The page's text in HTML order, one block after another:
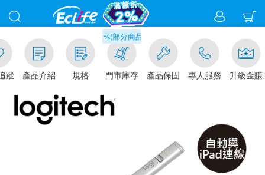
蹤 產品介紹 規格
滿千元門市取貨現折1%(部分商品不適用)-請點我看
門市庫存 產品保固 專人服務 升級金賺